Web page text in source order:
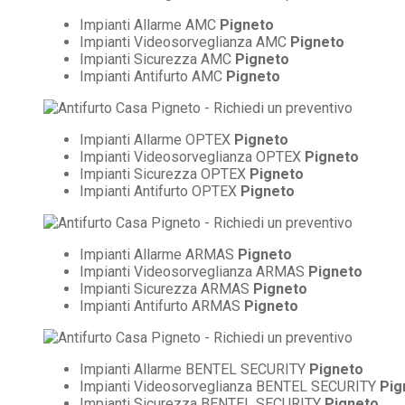
Impianti Allarme AMC Pigneto
Impianti Videosorveglianza AMC Pigneto
Impianti Sicurezza AMC Pigneto
Impianti Antifurto AMC Pigneto
Impianti Allarme OPTEX Pigneto
Impianti Videosorveglianza OPTEX Pigneto
Impianti Sicurezza OPTEX Pigneto
Impianti Antifurto OPTEX Pigneto
Impianti Allarme ARMAS Pigneto
Impianti Videosorveglianza ARMAS Pigneto
Impianti Sicurezza ARMAS Pigneto
Impianti Antifurto ARMAS Pigneto
Impianti Allarme BENTEL SECURITY Pigneto
Impianti Videosorveglianza BENTEL SECURITY